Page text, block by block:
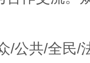
/公共/全民/